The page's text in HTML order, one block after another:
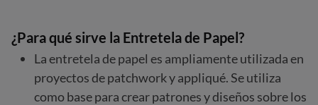
¿Para qué sirve la Entretela de Papel?
La entretela de papel es ampliamente utilizada en
proyectos de patchwork y appliqué. Se utiliza
como base para crear patrones y diseños sobre los